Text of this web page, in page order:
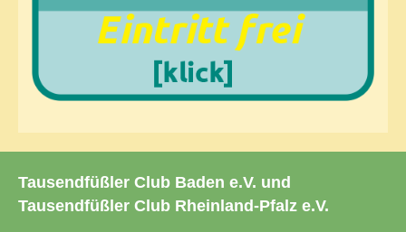
Tausendfüßler Club Baden e.V. und
Tausendfüßler Club Rheinland-Pfalz e.V.